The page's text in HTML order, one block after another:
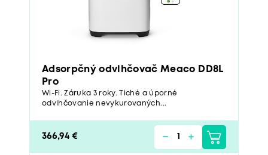
Adsorpčný odvlhčovač Meaco DD8L
Pro
Wi-Fi. Záruka 3 roky. Tiché a úporné
odvlhčovanie nevykurovaných...
366,94 €